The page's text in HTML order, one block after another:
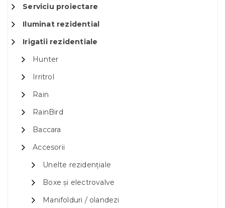
Serviciu proiectare
Iluminat rezidential
Irigatii rezidentiale
Hunter
Irritrol
Rain
RainBird
Baccara
Accesorii
Unelte rezidențiale
Boxe și electrovalve
Manifolduri / olandezi